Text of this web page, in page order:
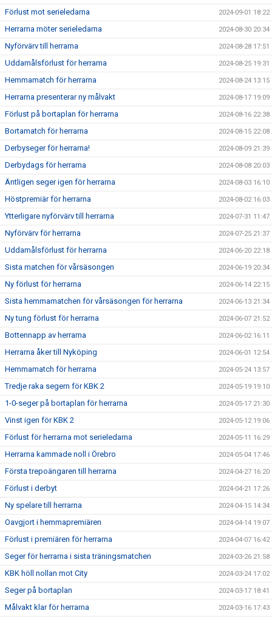
Förlust mot serieledarna 2024-09-01 18:22
Herrarna möter serieledarna 2024-08-30 20:34
Nyförvärv till herrarna 2024-08-28 17:51
Uddamålsförlust för herrarna 2024-08-25 19:31
Hemmamatch för herrarna 2024-08-24 13:15
Herrarna presenterar ny målvakt 2024-08-17 19:09
Förlust på bortaplan för herrarna 2024-08-16 22:38
Bortamatch för herrarna 2024-08-15 22:08
Derbyseger för herrarna! 2024-08-09 21:39
Derbydags för herrarna 2024-08-08 20:03
Äntligen seger igen för herrarna 2024-08-03 16:10
Höstpremiär för herrarna 2024-08-02 16:03
Ytterligare nyförvärv till herrarna 2024-07-31 11:47
Nyförvärv för herrarna 2024-07-25 21:37
Uddamålsförlust för herrarna 2024-06-20 22:18
Sista matchen för vårsäsongen 2024-06-19 20:34
Ny förlust för herrarna 2024-06-14 22:15
Sista hemmamatchen för vårsäsongen för herrarna 2024-06-13 21:34
Ny tung förlust för herrarna 2024-06-07 21:52
Bottennapp av herrarna 2024-06-02 16:11
Herrarna åker till Nyköping 2024-06-01 12:54
Hemmamatch för herrarna 2024-05-24 13:57
Tredje raka segern för KBK 2 2024-05-19 19:10
1-0-seger på bortaplan för herrarna 2024-05-17 21:30
Vinst igen för KBK 2 2024-05-12 19:06
Förlust för herrarna mot serieledarna 2024-05-11 16:29
Herrarna kammade noll i Örebro 2024-05-04 17:46
Första trepoängaren till herrarna 2024-04-27 16:20
Förlust i derbyt 2024-04-21 17:26
Ny spelare till herrarna 2024-04-15 14:34
Oavgjort i hemmapremiären 2024-04-14 19:07
Förlust i premiären för herrarna 2024-04-07 16:42
Seger för herrarna i sista träningsmatchen 2024-03-26 21:58
KBK höll nollan mot City 2024-03-24 17:02
Seger på bortaplan 2024-03-17 18:41
Målvakt klar för herrarna 2024-03-16 17:43